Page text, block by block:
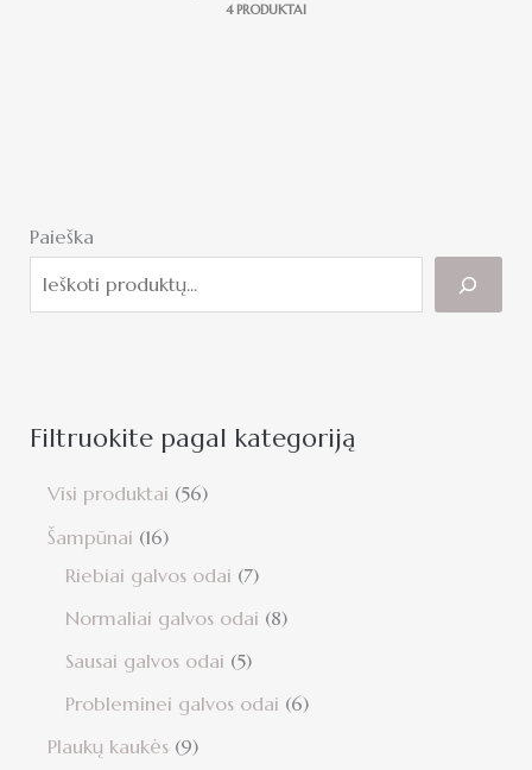
Paieška
Filtruokite pagal kategoriją
Visi produktai 56
Šampūnai 16
Riebiai galvos odai 7
Normaliai galvos odai 8
Sausai galvos odai 5
Probleminei galvos odai 6
Plaukų kaukės 9
4 PRODUKTAI